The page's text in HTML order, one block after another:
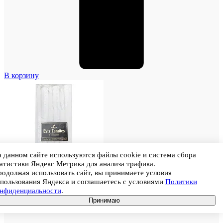
В корзину
данном сайте используются файлы cookie и система сбора
Яндекс Метрика для анализа трафика.
использовать сайт, вы принимаете условия
Яндекса и соглашаетесь с условиями Политики
.
Принимаю